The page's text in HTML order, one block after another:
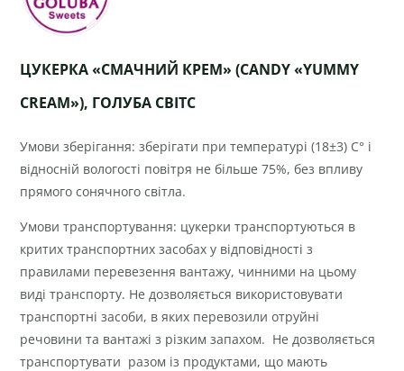
ЦУКЕРКА «СМАЧНИЙ КРЕМ» (CANDY «YUMMY
CREAM»), ГОЛУБА СВІТС
Умови зберігання: зберігати при температурі (18±3) С° і
відносній вологості повітря не більше 75%, без впливу
прямого сонячного світла.
Умови транспортування: цукерки транспортуються в
критих транспортних засобах у відповідності з
правилами перевезення вантажу, чинними на цьому
виді транспорту. Не дозволяється використовувати
транспортні засоби, в яких перевозили отруйні
речовини та вантажі з різким запахом. Не дозволяється
транспортувати разом із продуктами, що мають